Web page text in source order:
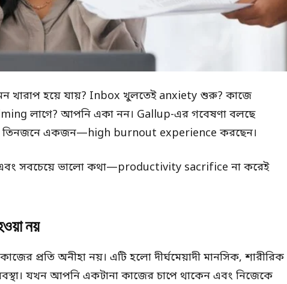
খারাপ হয়ে যায়? Inbox খুলতেই anxiety শুরু? কাজে
লাগে? আপনি একা নন। Gallup-এর গবেষণা বলছে
তিনজনে একজন—high burnout experience করছেন।
সবচেয়ে ভালো কথা—productivity sacrifice না করেই
নয়
প্রতি অনীহা নয়। এটি হলো দীর্ঘমেয়াদী মানসিক, শারীরিক
যখন আপনি একটানা কাজের চাপে থাকেন এবং নিজেকে